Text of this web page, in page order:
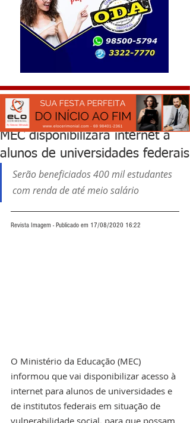
MEC disponibilizará internet a
alunos de universidades federais
Serão beneficiados 400 mil estudantes
com renda de até meio salário
Revista Imagem - Publicado em 17/08/2020 16:22
O Ministério da Educação (MEC)
informou que vai disponibilizar acesso à
internet para alunos de universidades e
de institutos federais em situação de
vulnerabilidade social, para que possam